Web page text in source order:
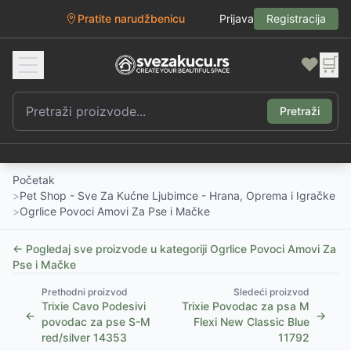
Pratite narudžbenicu Prijava Registracija
❤️ 🛒
Pretraži
Početak
>Pet Shop - Sve Za Kućne Ljubimce - Hrana, Oprema i Igračke
>Ogrlice Povoci Amovi Za Pse i Mačke
← Pogledaj sve proizvode u kategoriji Ogrlice Povoci Amovi Za
Pse i Mačke
←
Prethodni proizvod
Trixie Cavo Podesivi
povodac za pse S-M
red/silver 14353
Sledeći proizvod
Trixie Povodac za psa M
Flexi New Classic Blue
11792
→